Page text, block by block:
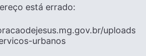
está errado:
uploads/
urbanos